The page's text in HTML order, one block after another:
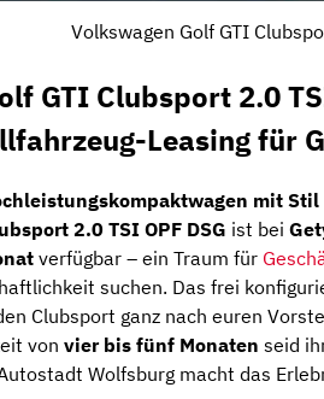
Volkswagen Golf GTI
GTI Clubsport 2.0
Leasing für
mit
2.0 TSI OPF DSG ist bei
verfügbar – ein Traum für
suchen. Das frei
Clubsport ganz nach euren
von vier bis fünf Monaten seid
Wolfsburg macht das